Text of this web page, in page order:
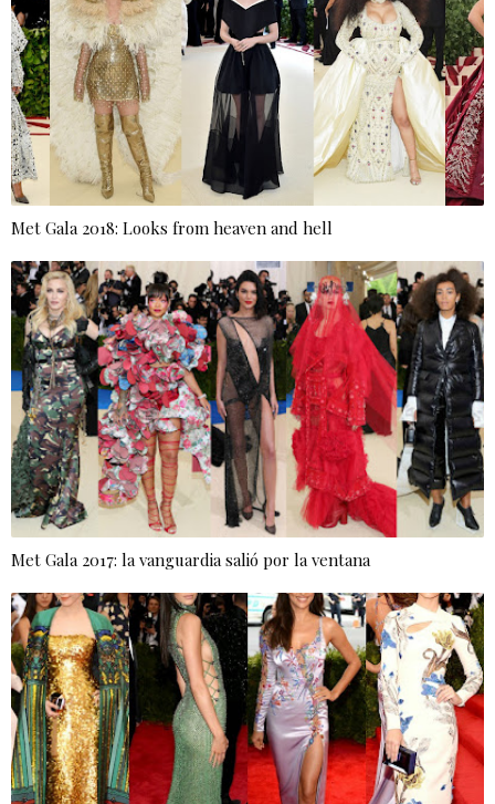
Met Gala 2018: Looks from heaven and hell
Met Gala 2017: la vanguardia salió por la ventana